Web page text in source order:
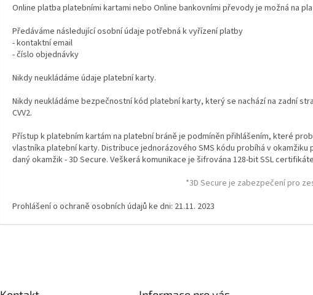
Online platba platebními kartami nebo Online bankovními převody je možná na
Předáváme následující osobní údaje potřebná k vyřízení platby
- kontaktní email
- číslo objednávky
Nikdy neukládáme údaje platební karty.
Nikdy neukládáme bezpečnostní kód platební karty, který se nachází na zadní
CVV2.
Přístup k platebním kartám na platební bráně je podmíněn přihlášením, které
vlastníka platební karty. Distribuce jednorázového SMS kódu probíhá v
daný okamžik - 3D Secure. Veškerá komunikace je šifrována 128-bit SSL
*3D Secure je zabezpečení pro
Prohlášení o ochraně osobních údajů ke dni: 21.11. 2023